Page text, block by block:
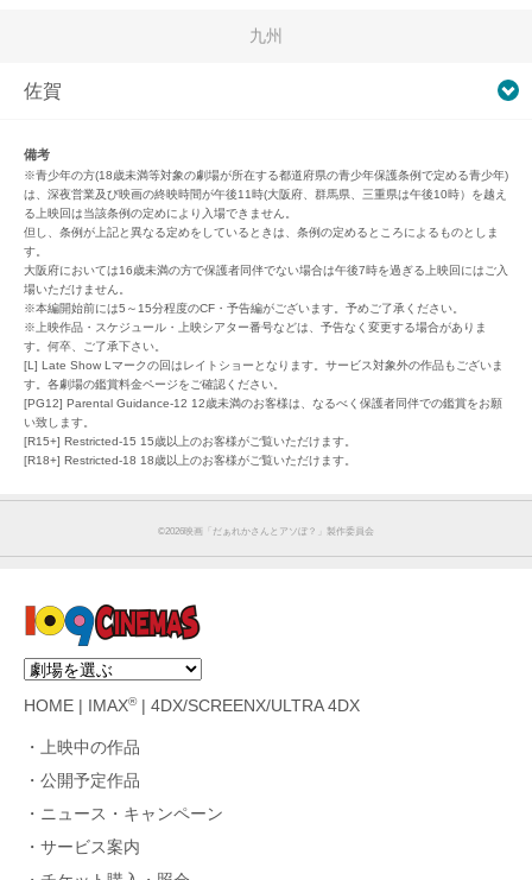
九州
佐賀
備考
※青少年の方(18歳未満等対象の劇場が所在する都道府県の青少年保護条例で定める青少年)
は、深夜営業及び映画の終映時間が午後11時(大阪府、群馬県、三重県は午後10時）を越え
る上映回は当該条例の定めにより入場できません。
但し、条例が上記と異なる定めをしているときは、条例の定めるところによるものとしま
す。
大阪府においては16歳未満の方で保護者同伴でない場合は午後7時を過ぎる上映回にはご入
場いただけません。
※本編開始前には5～15分程度のCF・予告編がございます。予めご了承ください。
※上映作品・スケジュール・上映シアター番号などは、予告なく変更する場合がありま
す。何卒、ご了承下さい。
[L] Late Show Lマークの回はレイトショーとなります。サービス対象外の作品もございま
す。各劇場の鑑賞料金ページをご確認ください。
[PG12] Parental Guidance-12 12歳未満のお客様は、なるべく保護者同伴での鑑賞をお願
い致します。
[R15+] Restricted-15 15歳以上のお客様がご覧いただけます。
[R18+] Restricted-18 18歳以上のお客様がご覧いただけます。
©︎2026映画「だぁれかさんとアソぼ？」製作委員会
HOME IMAX®| 4DX/SCREENX/ULTRA 4DX
上映中の作品
公開予定作品
ニュース・キャンペーン
サービス案内